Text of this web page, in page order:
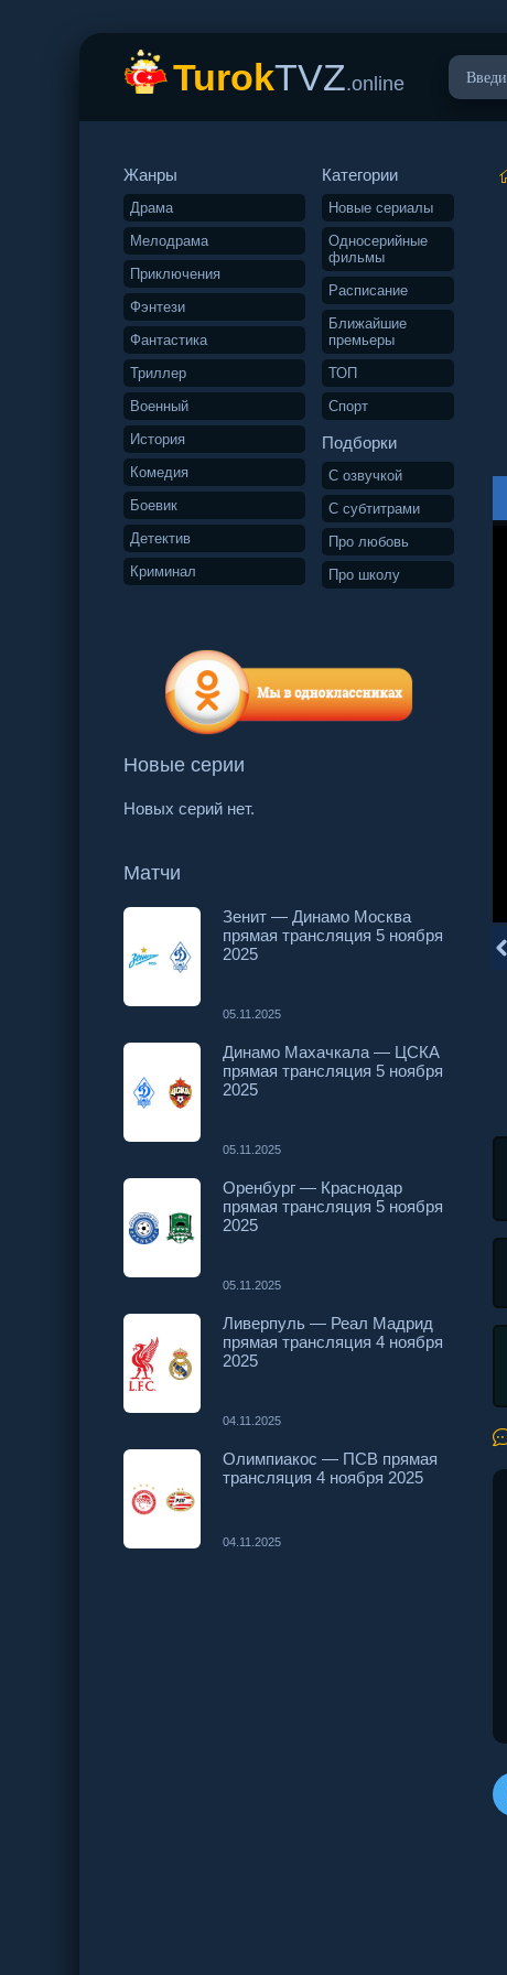
TurokTVZ.online
Жанры
Драма
Мелодрама
Приключения
Фэнтези
Фантастика
Триллер
Военный
История
Комедия
Боевик
Детектив
Криминал
Категории
Новые сериалы
Односерийные
фильмы
Расписание
Ближайшие
премьеры
ТОП
Спорт
Подборки
С озвучкой
С субтитрами
Про любовь
Про школу
Новые серии
Новых серий нет.
Матчи
Зенит — Динамо Москва
прямая трансляция 5 ноября
2025
05.11.2025
Динамо Махачкала — ЦСКА
прямая трансляция 5 ноября
2025
05.11.2025
Оренбург — Краснодар
прямая трансляция 5 ноября
2025
05.11.2025
Ливерпуль — Реал Мадрид
прямая трансляция 4 ноября
2025
04.11.2025
Олимпиакос — ПСВ прямая
трансляция 4 ноября 2025
04.11.2025
12 серия